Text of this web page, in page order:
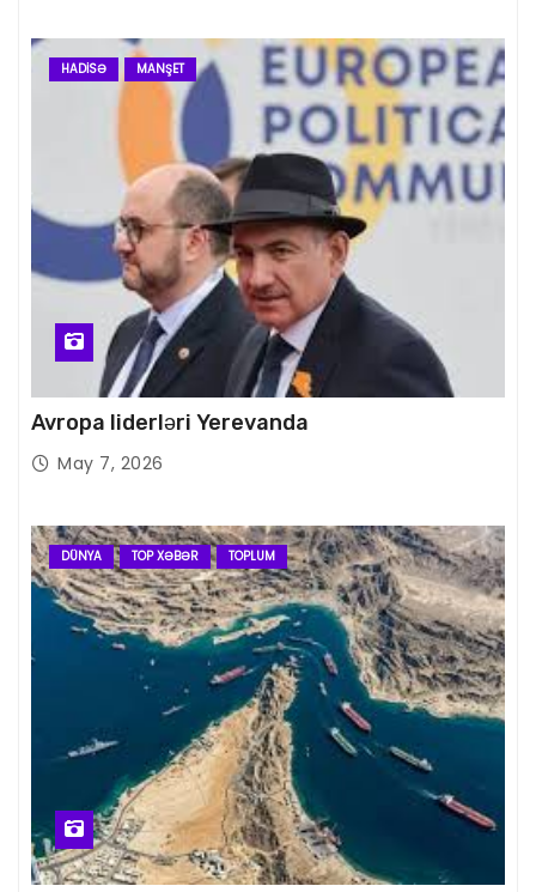
HADISƏ MANŞET
Avropa liderləri Yerevanda
May 7, 2026
DÜNYA TOP XƏBƏR TOPLUM